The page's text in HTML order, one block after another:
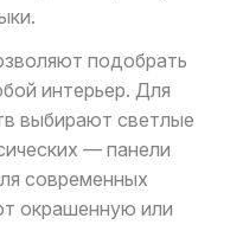
подобрать
интерьер. Для
выбирают светлые
— панели
современных
окрашенную или